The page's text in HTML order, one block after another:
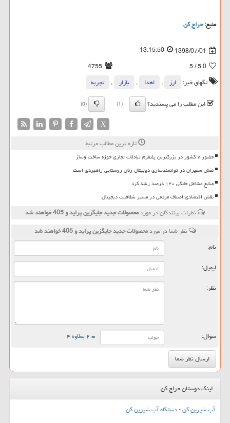
منبع:حراج كن
1398/07/01
13:15:50
5.0
/ 5
4755
تگهای خبر:
ارز , اهدا , بازار ,
تجربه
این مطلب را می پسندید؟
(1)
(0)
X
تازه ترین مطالب مرتبط
حضور ۷ کشور در بزرگترین پلتفرم تبادلات تجاری حوزه ساخت وساز
نقش سفیران در توانمندسازی دیجیتال زنان روستایی راهبردی است
منابع مشاغل خانگی ۱۴۰ درصد رشد کرد
نقش اقتصادی اصناف مردمی در مسیر شفافیت دیجیتال
نظرات بینندگان در موردمحصولات جدید جایگزین پراید و 405 خواهند شد
نظر شما در موردمحصولات جدید جایگزین پراید و 405 خواهند شد
نام:
ایمیل:
نظر:
سوال: = ۲ بعلاوه ۴
لینک دوستان حراج کن
آب شیرین کن - دستگاه آب شیرین کن